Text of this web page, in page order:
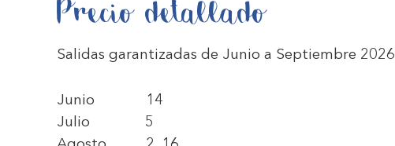
Precio detallado
Salidas garantizadas de Junio a Septiembre 2026
Junio 14
Julio 5